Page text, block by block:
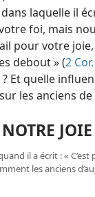
laquelle il
foi, mais
pour votre joie,
debout » (2
Et quelle
les anciens
JOIE
il a écrit : «
les anciens